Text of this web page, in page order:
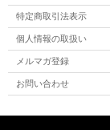
特定商取引法表示
個人情報の取扱い
メルマガ登録
お問い合わせ